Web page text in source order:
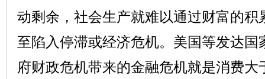
动剩余，社会生产就难以通过财富的积
至陷入停滞或经济危机。美国等发达国
府财政危机带来的金融危机就是消费大